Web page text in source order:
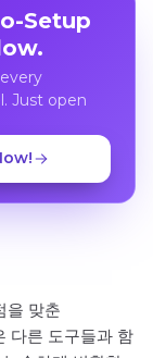
Setup
Just open
을 맞춘
른 도구들과 함